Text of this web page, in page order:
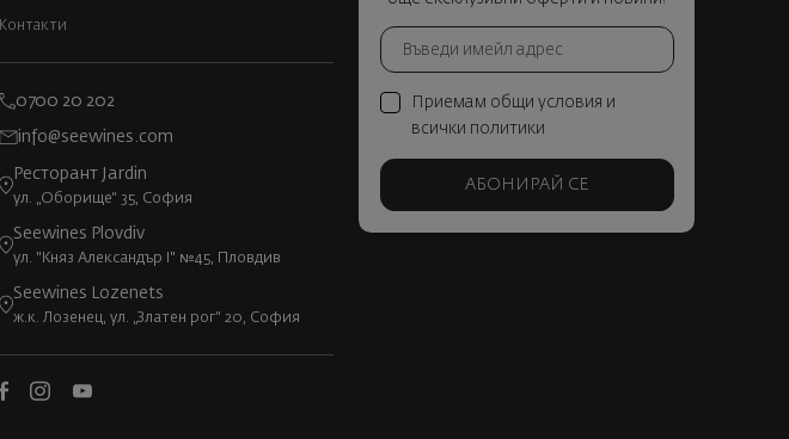
Контакти
0700 20 202
info@seewines.com
Ресторант Jardin
ул. „Оборище“ 35, София
Seewines Plovdiv
ул. "Княз Александър I" №45, Пловдив
Seewines Lozenets
ж.к. Лозенец, ул. „Златен рог“ 20, София
Приемам общи условия и
всички политики
АБОНИРАЙ СЕ